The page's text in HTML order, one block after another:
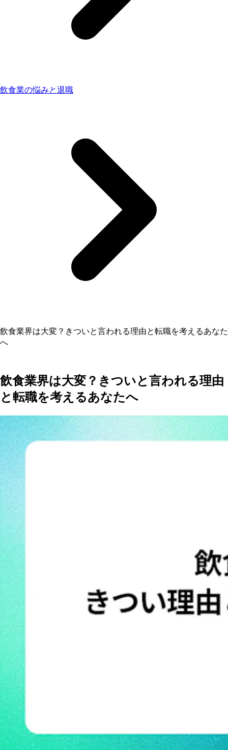
飲食業の悩みと退職
飲食業界は大変？きついと言われる理由と転職を考えるあなた
へ
飲食業界は大変？きついと言われる理由
と転職を考えるあなたへ